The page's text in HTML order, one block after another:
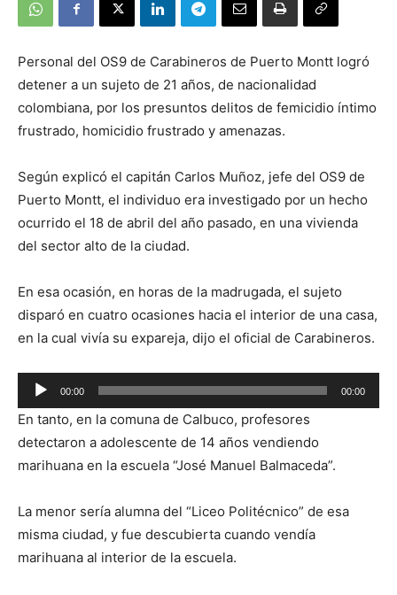
Personal del OS9 de Carabineros de Puerto Montt logró
detener a un sujeto de 21 años, de nacionalidad
colombiana, por los presuntos delitos de femicidio íntimo
frustrado, homicidio frustrado y amenazas.
Según explicó el capitán Carlos Muñoz, jefe del OS9 de
Puerto Montt, el individuo era investigado por un hecho
ocurrido el 18 de abril del año pasado, en una vivienda
del sector alto de la ciudad.
En esa ocasión, en horas de la madrugada, el sujeto
disparó en cuatro ocasiones hacia el interior de una casa,
en la cual vivía su expareja, dijo el oficial de Carabineros.
Reproductor
de
audio
00:00 00:00
En tanto, en la comuna de Calbuco, profesores
detectaron a adolescente de 14 años vendiendo
marihuana en la escuela “José Manuel Balmaceda”.
La menor sería alumna del “Liceo Politécnico” de esa
misma ciudad, y fue descubierta cuando vendía
marihuana al interior de la escuela.